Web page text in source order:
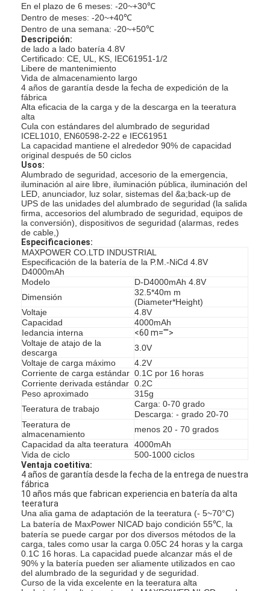
Hogar
Productos
Sobre nosotros
En el plazo de 6 meses: -20~+30℃
Dentro de meses: -20~+40℃
Dentro de una semana: -20~+50℃
Descripción:
de lado a lado batería 4.8V
Certificado: CE, UL, KS, IEC61951-1/2
Libere de mantenimiento
Vida de almacenamiento largo
4 años de garantía desde la fecha de expedición de la
fábrica
Alta eficacia de la carga y de la descarga en la teeratura
alta
Cula con estándares del alumbrado de seguridad
ICEL1010, EN60598-2-22 e IEC61951
La capacidad mantiene el alrededor 90% de capacidad
original después de 50 ciclos
Usos:
Alumbrado de seguridad, accesorio de la emergencia,
iluminación al aire libre, iluminación pública, iluminación del
LED, anunciador, luz solar, sistemas del &a;back-up de
UPS de las unidades del alumbrado de seguridad (la salida
firma, accesorios del alumbrado de seguridad, equipos de
la conversión), dispositivos de seguridad (alarmas, redes
de cable,)
Especificaciones:
MAXPOWER CO.LTD INDUSTRIAL
Especificación de la batería de la P.M.-NiCd 4.8V
D4000mAh
Modelo
D-D4000mAh 4.8V
Dimensión
32.5*40m m
(Diameter*Height)
Voltaje
4.8V
Capacidad
4000mAh
Iedancia interna
<60 m="">
Voltaje de atajo de la
descarga
3.0V
Voltaje de carga máximo
4.2V
Corriente de carga estándar 0.1C por 16 horas
Corriente derivada estándar 0.2C
Peso aproximado
315g
Teeratura de trabajo
Carga: 0-70 grado
Descarga: - grado 20-70
Teeratura de
almacenamiento
menos 20 - 70 grados
Capacidad da alta teeratura
4000mAh
Vida de ciclo
500-1000 ciclos
Ventaja coetitiva:
4 años de garantía desde la fecha de la entrega de nuestra
fábrica
10 años más que fabrican experiencia en batería da alta
teeratura
Una alia gama de adaptación de la teeratura (- 5~70°C)
La batería de MaxPower NICAD bajo condición 55℃, la
batería se puede cargar por dos diversos métodos de la
carga, tales como usar la carga 0.05C 24 horas y la carga
0.1C 16 horas. La capacidad puede alcanzar más el de
90% y la batería pueden ser aliamente utilizados en cao
del alumbrado de la seguridad y de seguridad.
Curso de la vida excelente en la teeratura alta